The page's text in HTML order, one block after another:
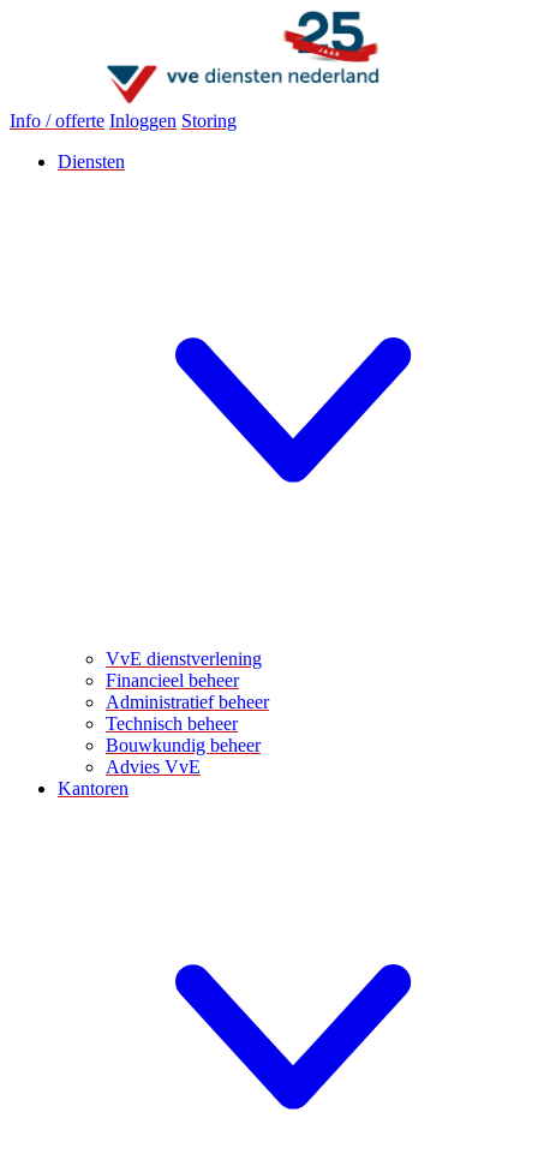
Info / offerte Inloggen Storing
Diensten
VvE dienstverlening
Financieel beheer
Administratief beheer
Technisch beheer
Bouwkundig beheer
Advies VvE
Kantoren